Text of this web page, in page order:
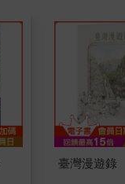
臺灣漫遊錄